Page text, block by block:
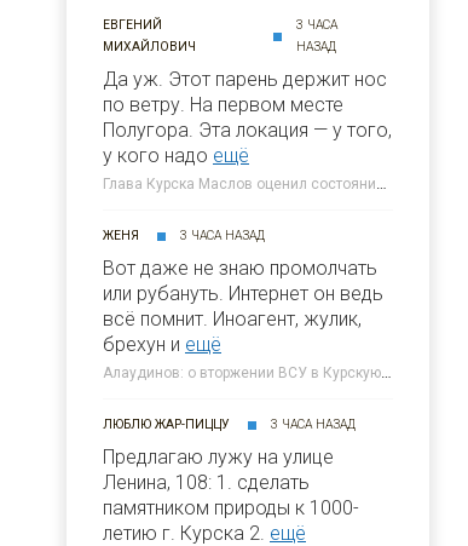
ЕВГЕНИЙ
МИХАЙЛОВИЧ
3 ЧАСА
НАЗАД
Да уж. Этот парень держит нос
по ветру. На первом месте
Полугора. Этa локация — у того,
у кого надо ещё
Глава Курска Маслов оценил состояние требующих благоустройства локаций » 46ТВ Курское Интернет Телевидение
ЖЕНЯ 3 ЧАСА НАЗАД
Вот даже не знаю промолчать
или рубануть. Интернет он ведь
всё помнит. Иноагент, жулик,
брехун и ещё
Алаудинов: о вторжении ВСУ в Курскую область я узнал от гражданских людей » 46ТВ Курское Интернет Телевидение
ЛЮБЛЮ ЖАР-ПИЦЦУ 3 ЧАСА НАЗАД
Предлагаю лужу на улице
Ленина, 108: 1. сделать
памятником природы к 1000-
летию г. Курска 2. ещё